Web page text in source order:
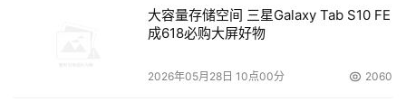
用复制功能以及一整套丰富的软件工具。
的模块化磁带自动化平台，可以实现灵活、可升级的功能。
大容量存储空间 三星Galaxy Tab S10 FE
成618必购大屏好物
2026年05月28日 10点00分 2060